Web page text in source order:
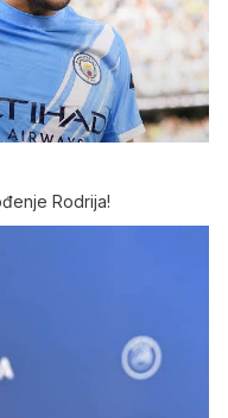
Rodrija!